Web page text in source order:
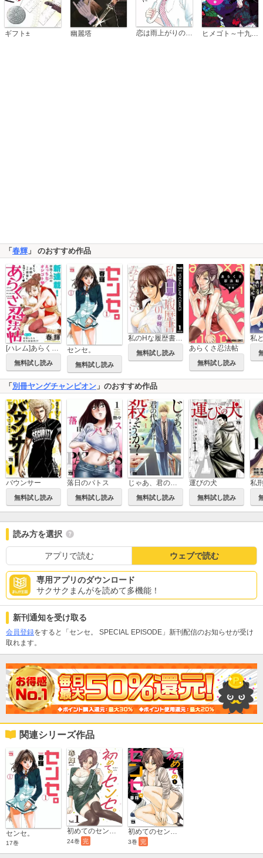
ギフト± 幽麗塔 恋は雨上がりのように
「 春輝 」 のおすすめ作品
[ハレム]あらくさ忍法帖
無料試し読み
センセ。
無料試し読み
私のHな履歴書みてください
無料試し読み
あらくさ忍法帖
無料試し読み
「別冊ヤングチャンピオン 」のおすすめ作品
バウンサー
無料試し読み
落日のパトス
無料試し読み
じゃあ、君の代わりに殺そうか？【電子単行本】
無料試し読み
運びの犬
無料試し読み
読み方を選択
アプリで読む ウェブで読む
専用アプリのダウンロード
サクサクまんがを読めて多機能！
新刊通知を受け取る
会員登録をすると「センセ。 SPECIAL EPISODE」新刊配信のお知らせが受け
取れます。
関連シリーズ作品
センセ。
17巻
初めてのセンセ。(話売り)
24巻 完
初めてのセンセ。【電子単行本】
3巻 完